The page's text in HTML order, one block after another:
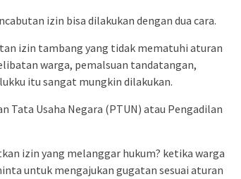
izin bisa dilakukan dengan dua cara.
izin tambang yang tidak mematuhi aturan
warga, pemalsuan tandatangan,
itu sangat mungkin dilakukan.
Tata Usaha Negara (PTUN) atau Pengadilan
izin yang melanggar hukum? ketika warga
untuk mengajukan gugatan sesuai aturan